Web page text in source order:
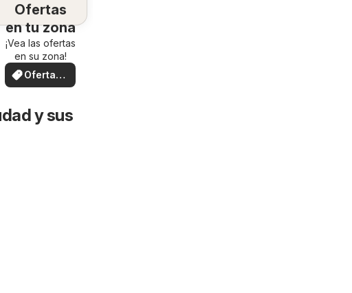
Ofertas
en tu zona
¡Vea las ofertas
en su zona!
Ofertas
locales
y sus